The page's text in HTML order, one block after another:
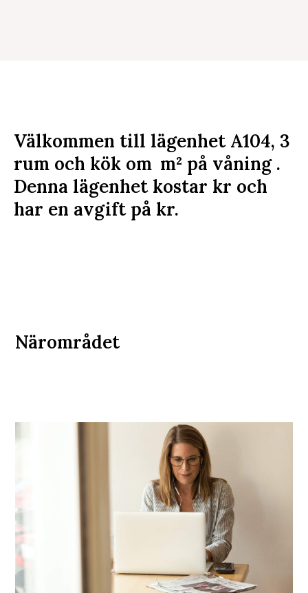
Välkommen till lägenhet A104, 3
rum och kök om m² på våning .
Denna lägenhet kostar kr och
har en avgift på kr.
Närområdet